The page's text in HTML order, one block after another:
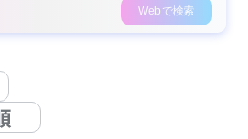
Webで検索